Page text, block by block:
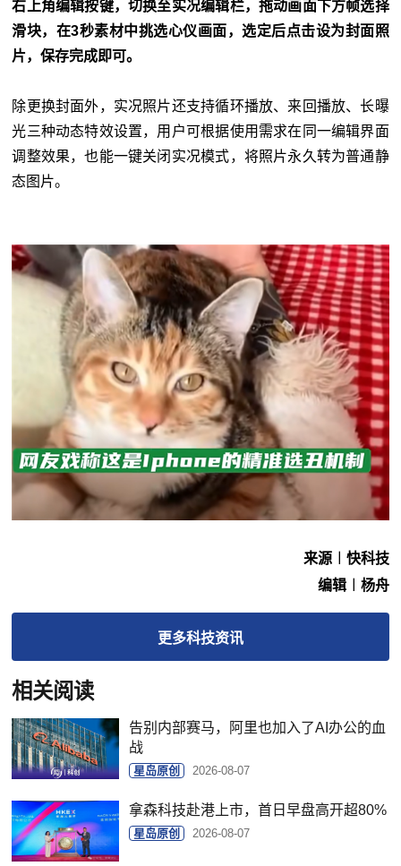
右上角编辑按键，切换至实况编辑栏，拖动画面下方帧选择
滑块，在3秒素材中挑选心仪画面，选定后点击设为封面照
片，保存完成即可。
除更换封面外，实况照片还支持循环播放、来回播放、长曝
光三种动态特效设置，用户可根据使用需求在同一编辑界面
调整效果，也能一键关闭实况模式，将照片永久转为普通静
态图片。
来源︱快科技
编辑︱杨舟
更多科技资讯
相关阅读
告别内部赛马，阿里也加入了AI办公的血
战
星岛原创 2026-08-07
拿森科技赴港上市，首日早盘高开超80%
星岛原创 2026-08-07